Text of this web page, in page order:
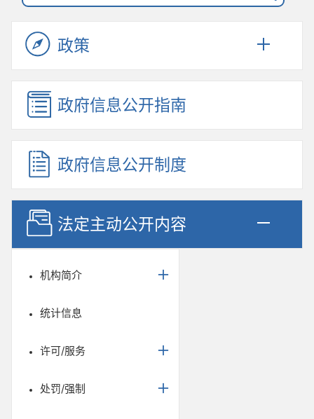
政策
政府信息公开指南
政府信息公开制度
法定主动公开内容
机构简介
统计信息
许可/服务
处罚/强制